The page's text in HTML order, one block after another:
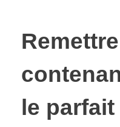
le